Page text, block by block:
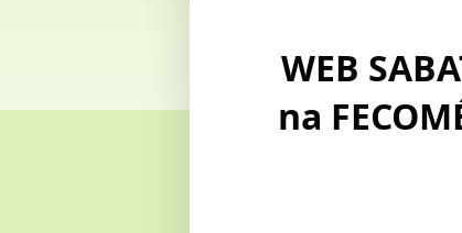
WEB
na